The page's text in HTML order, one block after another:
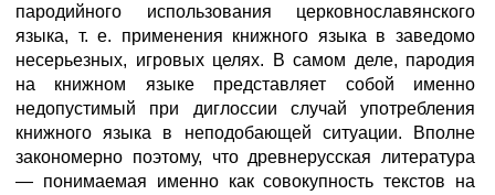
пародийного использования церковнославянского
языка, т. е. применения книжного языка в заведомо
несерьезных, игровых целях. В самом деле, пародия
на книжном языке представляет собой именно
недопустимый при диглоссии случай употребления
книжного языка в неподобающей ситуации. Вполне
закономерно поэтому, что древнерусская литература
— понимаемая именно как совокупность текстов на